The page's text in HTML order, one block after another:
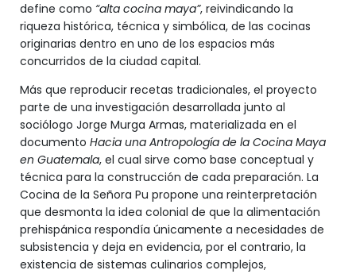
define como “alta cocina maya”, reivindicando la
riqueza histórica, técnica y simbólica, de las cocinas
originarias dentro en uno de los espacios más
concurridos de la ciudad capital.
Más que reproducir recetas tradicionales, el proyecto
parte de una investigación desarrollada junto al
sociólogo Jorge Murga Armas, materializada en el
documento Hacia una Antropología de la Cocina Maya
en Guatemala, el cual sirve como base conceptual y
técnica para la construcción de cada preparación. La
Cocina de la Señora Pu propone una reinterpretación
que desmonta la idea colonial de que la alimentación
prehispánica respondía únicamente a necesidades de
subsistencia y deja en evidencia, por el contrario, la
existencia de sistemas culinarios complejos,